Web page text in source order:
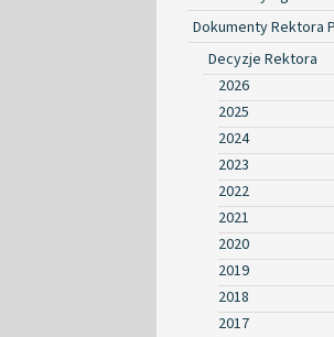
Dokumenty Rektora
Decyzje Rektora
2026
2025
2024
2023
2022
2021
2020
2019
2018
2017